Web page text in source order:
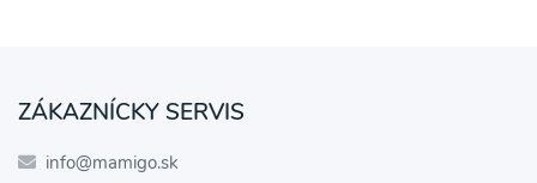
ZÁKAZNÍCKY SERVIS
info@mamigo.sk